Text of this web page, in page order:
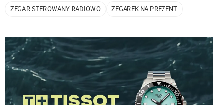
ZEGAR STEROWANY RADIOWO
ZEGAREK NA PREZENT